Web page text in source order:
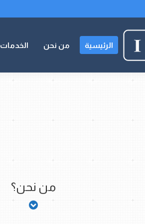
الرئيسية من نحن الخدمات
من نحن؟